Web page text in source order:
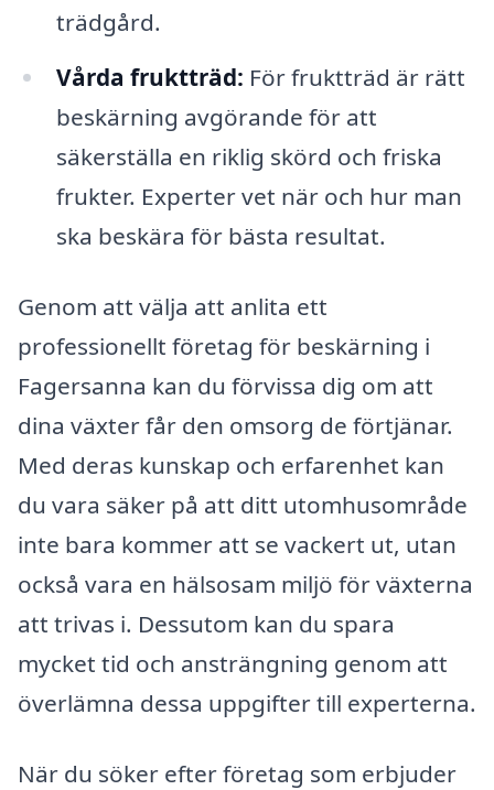
trädgård.
Vårda fruktträd: För fruktträd är rätt
beskärning avgörande för att
säkerställa en riklig skörd och friska
frukter. Experter vet när och hur man
ska beskära för bästa resultat.
Genom att välja att anlita ett
professionellt företag för beskärning i
Fagersanna kan du förvissa dig om att
dina växter får den omsorg de förtjänar.
Med deras kunskap och erfarenhet kan
du vara säker på att ditt utomhusområde
inte bara kommer att se vackert ut, utan
också vara en hälsosam miljö för växterna
att trivas i. Dessutom kan du spara
mycket tid och ansträngning genom att
överlämna dessa uppgifter till experterna.
När du söker efter företag som erbjuder